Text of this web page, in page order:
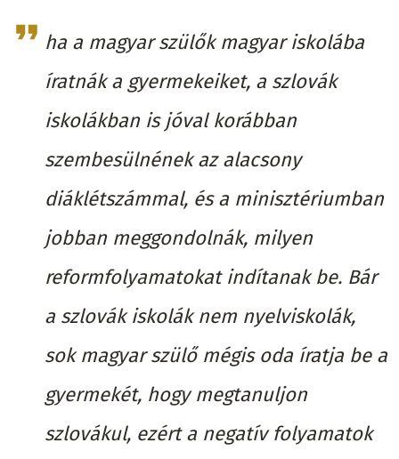
ha a magyar szülők magyar iskolába
íratnák a gyermekeiket, a szlovák
iskolákban is jóval korábban
szembesülnének az alacsony
diáklétszámmal, és a minisztériumban
jobban meggondolnák, milyen
reformfolyamatokat indítanak be. Bár
a szlovák iskolák nem nyelviskolák,
sok magyar szülő mégis oda íratja be a
gyermekét, hogy megtanuljon
szlovákul, ezért a negatív folyamatok